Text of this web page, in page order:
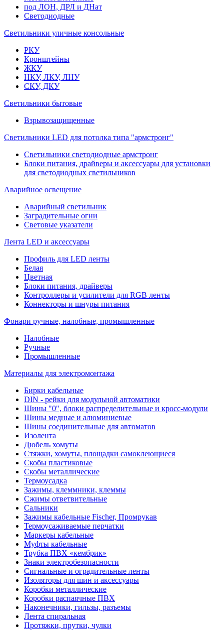
под ЛОН, ДРЛ и ДНат
Светодиодные
Светильники уличные консольные
РКУ
Кронштейны
ЖКУ
НКУ, ЛКУ, ЛНУ
СКУ, ДКУ
Светильники бытовые
Взрывозащищенные
Светильники LED для потолка типа "армстронг"
Светильники светодиодные армстронг
Блоки питания, драйверы и аксессуары для установки
для светодиодных светильников
Аварийное освещение
Аварийный светильник
Заградительные огни
Световые указатели
Лента LED и аксессуары
Профиль для LED ленты
Белая
Цветная
Блоки питания, драйверы
Контроллеры и усилители для RGB ленты
Коннекторы и шнуры питания
Фонари ручные, налобные, промышленные
Налобные
Ручные
Промышленные
Материалы для электромонтажа
Бирки кабельные
DIN - рейки для модульной автоматики
Шины "0", блоки распределительные и кросс-модули
Шины медные и алюминиевые
Шины соединительные для автоматов
Изолента
Дюбель хомуты
Стяжки, хомуты, площадки самоклеющиеся
Скобы пластиковые
Скобы металлические
Термоусадка
Зажимы, клеммники, клеммы
Сжимы ответвительные
Сальники
Зажимы кабельные Fischer, Промрукав
Термоусаживаемые перчатки
Маркеры кабельные
Муфты кабельные
Трубка ПВХ «кембрик»
Знаки электробезопасности
Сигнальные и оградительные ленты
Изоляторы для шин и аксессуары
Коробки металлические
Коробки распаячные ПВХ
Наконечники, гильзы, разъемы
Лента спиральная
Протяжки, прутки, чулки